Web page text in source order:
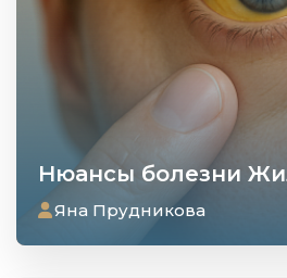
Нюансы болезни
Яна Прудникова